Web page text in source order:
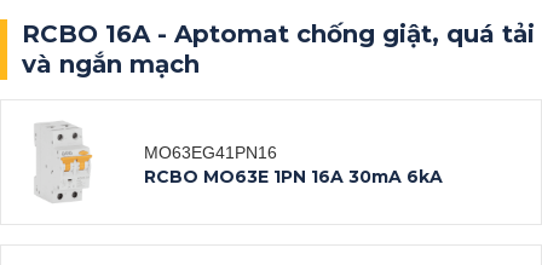
Xem tất cả
Datasheet
Xem tất cả
RCBO 16A - Aptomat chống giật, quá tải
và ngắn mạch
MO63EG41PN16
RCBO MO63E 1PN 16A 30mA 6kA